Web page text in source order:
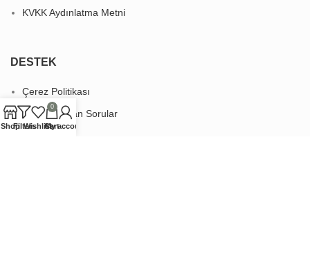
KVKK Aydınlatma Metni
DESTEK
Çerez Politikası
Sıkça Sorulan Sorular
ShopFiltersWishlist
0
Cart
My account